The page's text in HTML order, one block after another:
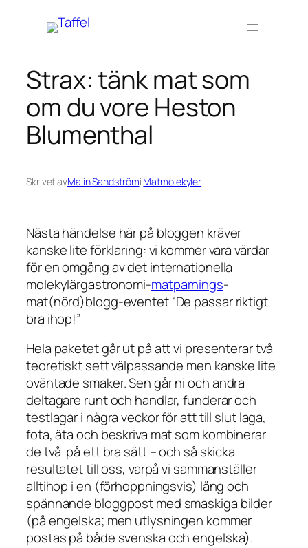
Strax: tänk mat som
om du vore Heston
Blumenthal
Skrivet avMalin Sandströmi Matmolekyler
Nästa händelse här på bloggen kräver
kanske lite förklaring: vi kommer vara värdar
för en omgång av det internationella
molekylärgastronomi-matparnings-
mat(nörd)blogg-eventet “De passar riktigt
bra ihop!”
Hela paketet går ut på att vi presenterar två
teoretiskt sett välpassande men kanske lite
oväntade smaker. Sen går ni och andra
deltagare runt och handlar, funderar och
testlagar i några veckor för att till slut laga,
fota, äta och beskriva mat som kombinerar
de två på ett bra sätt – och så skicka
resultatet till oss, varpå vi sammanställer
alltihop i en (förhoppningsvis) lång och
spännande bloggpost med smaskiga bilder
(på engelska; men utlysningen kommer
postas på både svenska och engelska).